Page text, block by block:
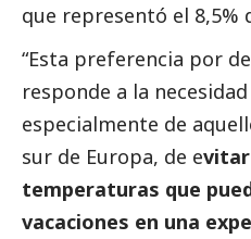
que representó el 8,5%
“Esta preferencia por
responde a la
especialmente de
sur de Europa, de e
temperaturas que
vacaciones en una